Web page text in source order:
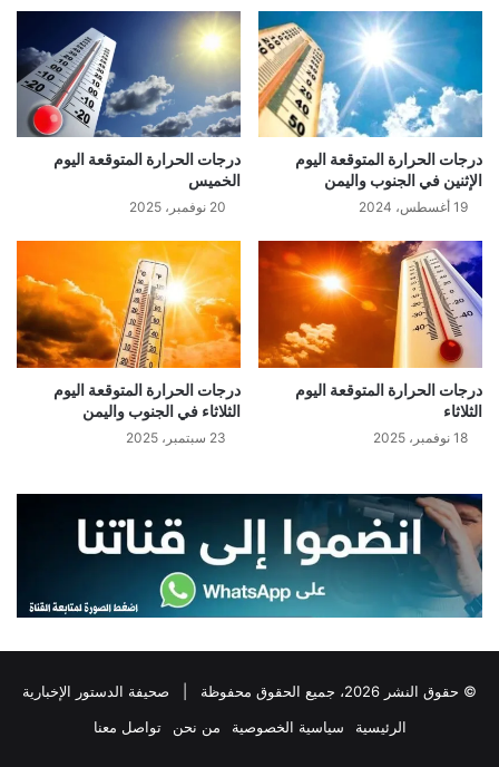
درجات الحرارة المتوقعة اليوم
الإثنين في الجنوب واليمن
19 أغسطس، 2024
درجات الحرارة المتوقعة اليوم
الخميس
20 نوفمبر، 2025
درجات الحرارة المتوقعة اليوم
الثلاثاء
18 نوفمبر، 2025
درجات الحرارة المتوقعة اليوم
الثلاثاء في الجنوب واليمن
23 سبتمبر، 2025
© حقوق النشر 2026، جميع الحقوق محفوظة |
صحيفة الدستور الإخبارية
الرئيسية
سياسية الخصوصية من نحن تواصل معنا